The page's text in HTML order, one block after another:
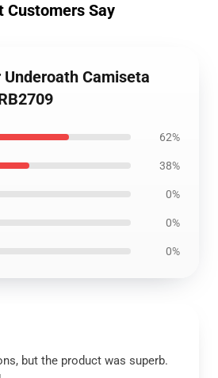
Customers Say
Camiseta
62%
38%
0%
0%
0%
but the product was superb.